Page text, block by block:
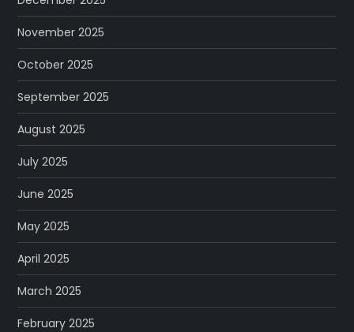
November 2025
October 2025
September 2025
August 2025
July 2025
June 2025
May 2025
April 2025
March 2025
February 2025